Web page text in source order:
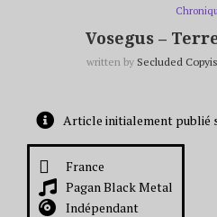
Vosegus –
written by Secluded
Article initialement publié
France
Pagan Black Metal
Indépendant